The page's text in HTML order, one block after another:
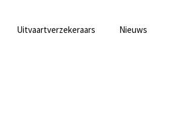
Uitvaartverzekeraars Nieuws